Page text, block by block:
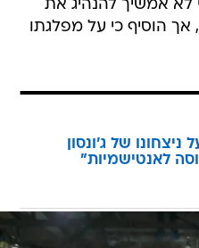
לא אמשיך להנהיג את
הוסיף כי על מפלגתו
של ג'ונסון
לאנטישמיות"